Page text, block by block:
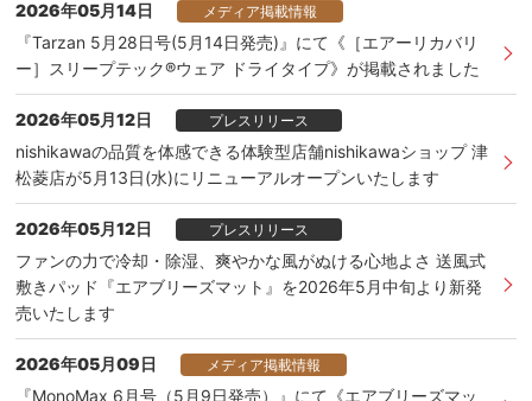
2026年05月14日 メディア掲載情報
『Tarzan 5月28日号(5月14日発売)』にて《［エアーリカバリ
ー］スリープテック®︎ウェア ドライタイプ》が掲載されました
2026年05月12日 プレスリリース
nishikawaの品質を体感できる体験型店舗nishikawaショップ 津
松菱店が5月13日(水)にリニューアルオープンいたします
2026年05月12日 プレスリリース
ファンの力で冷却・除湿、爽やかな風がぬける心地よさ 送風式
敷きパッド『エアブリーズマット』を2026年5月中旬より新発
売いたします
2026年05月09日 メディア掲載情報
『MonoMax 6月号（5月9日発売）』にて《エアブリーズマッ